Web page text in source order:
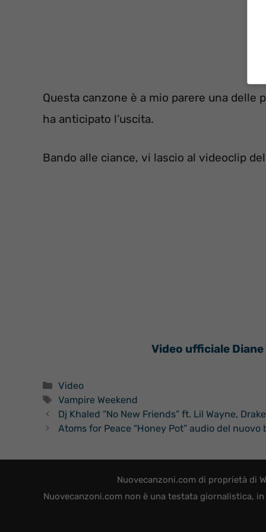
Questa canzone è a mio parere una
ha anticipato l’uscita.
Bando alle ciance, vi lascio al videoclip
Video ufficiale Diane
Categorie
Video
Tag
Vampire Weekend
Dj Khaled “No New Friends” ft. Lil Wayne,
Atoms for Peace “Honey Pot” audio del nuovo
Nuovecanzoni.com di proprietà di
Nuovecanzoni.com non è una testata giornalistica,